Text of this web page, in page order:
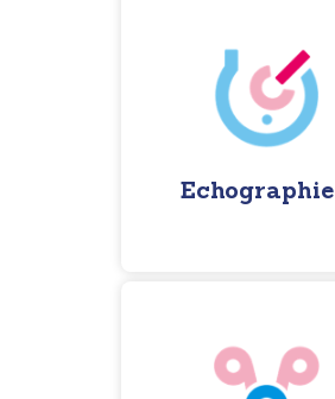
Echographie